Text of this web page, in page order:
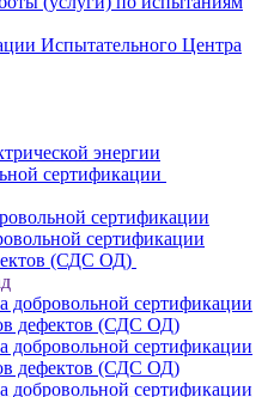
Испытательного Центра
энергии
сертификации
сертификации
сертификации
(СДС ОД)
добровольной сертификации
дефектов (СДС ОД)
добровольной сертификации
дефектов (СДС ОД)
добровольной сертификации